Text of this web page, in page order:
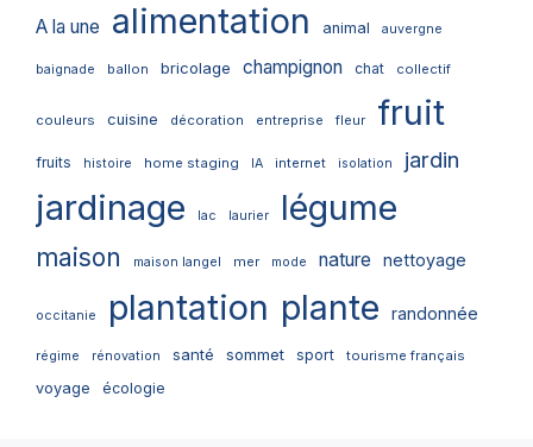
A la une alimentation animal auvergne
baignade ballon bricolage champignon chat collectif
couleurs cuisine décoration entreprise fleur fruit
fruits histoire home staging IA internet isolation jardin
jardinage lac laurier légume
maison maison langel mer mode nature nettoyage
occitanie plantation plante randonnée
régime rénovation santé sommet sport tourisme français
voyage écologie